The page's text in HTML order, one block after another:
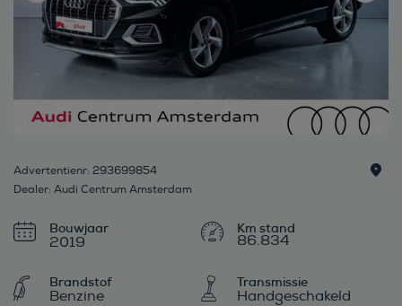
Advertentienr: 293699854
Dealer: Audi Centrum Amsterdam
Bouwjaar
2019 86.834
Brandstof
Benzine
Transmissie
Handgeschakeld